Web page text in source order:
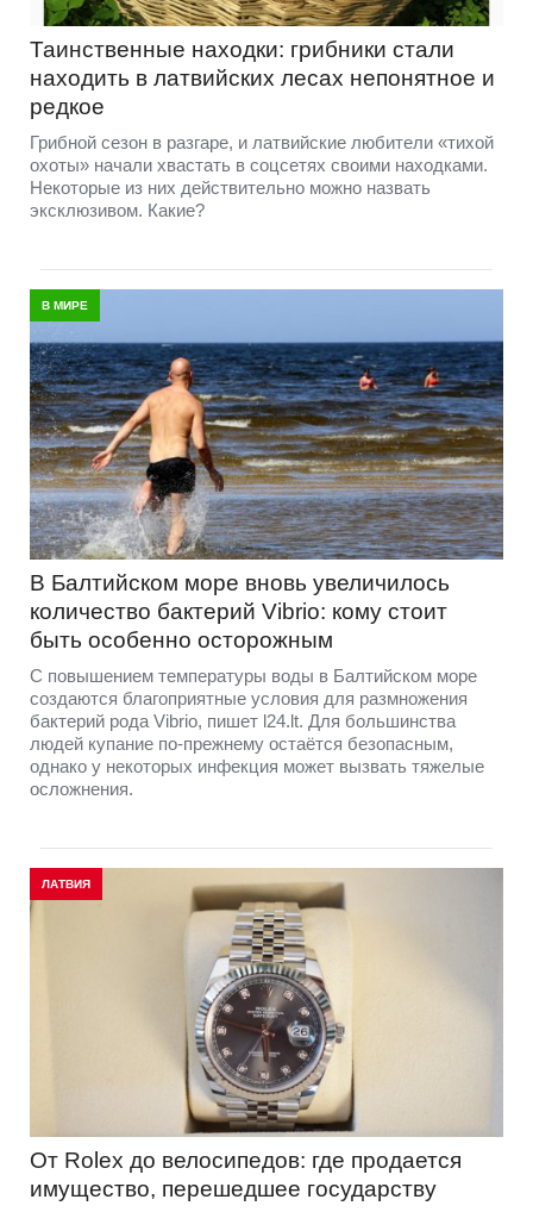
Таинственные находки: грибники стали
находить в латвийских лесах непонятное и
редкое
Грибной сезон в разгаре, и латвийские любители «тихой
охоты» начали хвастать в соцсетях своими находками.
Некоторые из них действительно можно назвать
эксклюзивом. Какие?
В МИРЕ
В Балтийском море вновь увеличилось
количество бактерий Vibrio: кому стоит
быть особенно осторожным
С повышением температуры воды в Балтийском море
создаются благоприятные условия для размножения
бактерий рода Vibrio, пишет l24.lt. Для большинства
людей купание по-прежнему остаётся безопасным,
однако у некоторых инфекция может вызвать тяжелые
осложнения.
ЛАТВИЯ
От Rolex до велосипедов: где продается
имущество, перешедшее государству